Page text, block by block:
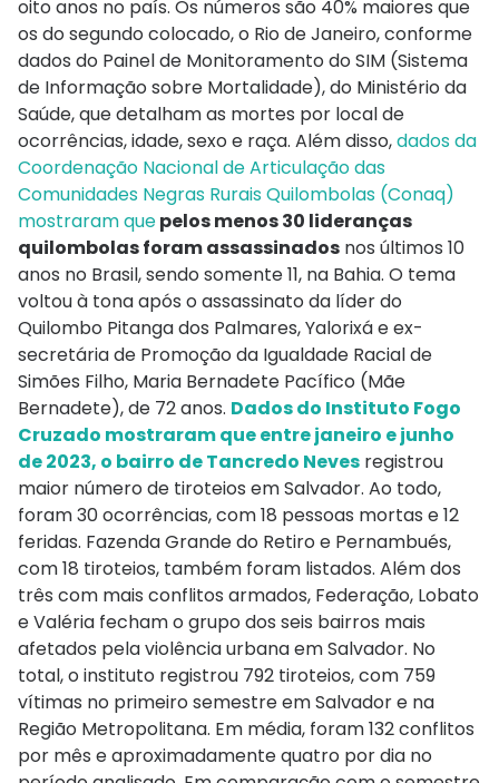
oito anos no país. Os números são 40% maiores que
os do segundo colocado, o Rio de Janeiro, conforme
dados do Painel de Monitoramento do SIM (Sistema
de Informação sobre Mortalidade), do Ministério da
Saúde, que detalham as mortes por local de
ocorrências, idade, sexo e raça. Além disso,dados da
Coordenação Nacional de Articulação das
Comunidades Negras Rurais Quilombolas (Conaq)
mostraram quepelos menos 30 lideranças
quilombolas foram assassinados nos últimos 10
anos no Brasil, sendo somente 11, na Bahia. O tema
voltou à tona após o assassinato da líder do
Quilombo Pitanga dos Palmares, Yalorixá e ex-
secretária de Promoção da Igualdade Racial de
Simões Filho, Maria Bernadete Pacífico (Mãe
Bernadete), de 72 anos. Dados do Instituto Fogo
Cruzado mostraram que entre janeiro e junho
de 2023, o bairro de Tancredo Neves registrou
maior número de tiroteios em Salvador. Ao todo,
foram 30 ocorrências, com 18 pessoas mortas e 12
feridas. Fazenda Grande do Retiro e Pernambués,
com 18 tiroteios, também foram listados. Além dos
três com mais conflitos armados, Federação, Lobato
e Valéria fecham o grupo dos seis bairros mais
afetados pela violência urbana em Salvador. No
total, o instituto registrou 792 tiroteios, com 759
vítimas no primeiro semestre em Salvador e na
Região Metropolitana. Em média, foram 132 conflitos
por mês e aproximadamente quatro por dia no